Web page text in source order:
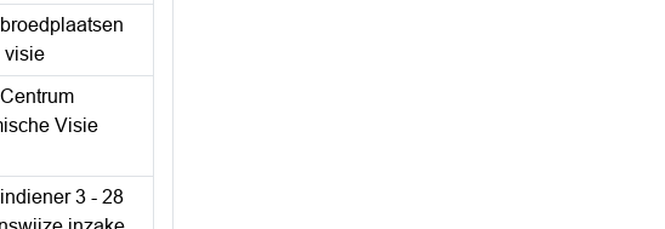
visie
Visie
3 - 28